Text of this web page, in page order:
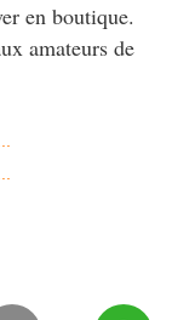
en boutique.
amateurs de